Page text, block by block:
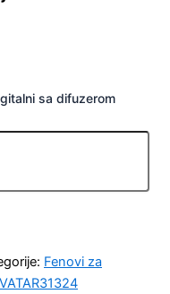
sa difuzerom
Fenovi za